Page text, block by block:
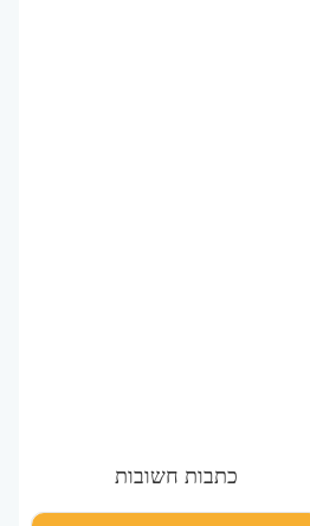
כתבות חשובות